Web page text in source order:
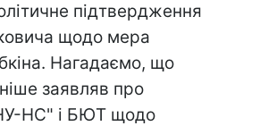
підтвердження
щодо мера
Нагадаємо, що
заявляв про
НС" і БЮТ щодо